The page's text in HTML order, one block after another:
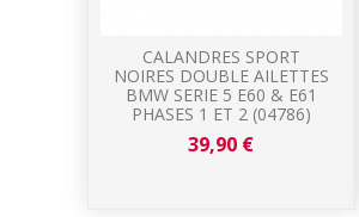
CALANDRES SPORT
NOIRES DOUBLE AILETTES
BMW SERIE 5 E60 & E61
PHASES 1 ET 2 (04786)
39,90 €